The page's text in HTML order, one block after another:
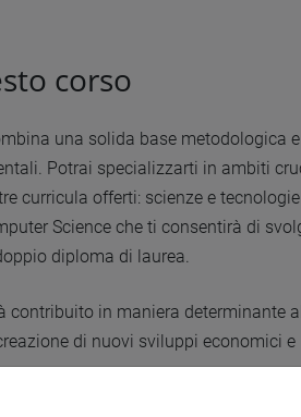
corso
una solida base metodologica e
Potrai specializzarti in ambiti
curricula offerti: scienze e tecnologie
Science che ti consentirà di
diploma di laurea.
contribuito in maniera determinante
di nuovi sviluppi economici e